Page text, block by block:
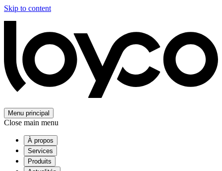
Skip to content
Menu principal
Close main menu
À propos
Services
Produits